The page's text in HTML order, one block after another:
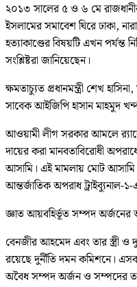
২০১৩ সালের ৫ ও ৬ মে
ইসলামের সমাবেশ ঘিরে ঢাকা,
হত্যাকাণ্ডের বিষয়টি এখন পর্যন্ত
সংশ্লিষ্টরা জানিয়েছেন।
ক্ষমতাচ্যুত প্রধানমন্ত্রী শেখ
সাবেক আইজিপি হাসান মাহমুদ
আওয়ামী লীগ সরকার আমলে
দায়ের করা মানবতাবিরোধী
আসামি। এই মামলায় মোট
আন্তর্জাতিক অপরাধ ট্রাইব্যুনাল-
জ্ঞাত আয়বহির্ভূত সম্পদ
বেনজীর আহমেদ এবং তার স্ত্রী ও
রয়েছে দুর্নীতি দমন কমিশনে।
অবৈধ সম্পদ অর্জন ও সম্পদের